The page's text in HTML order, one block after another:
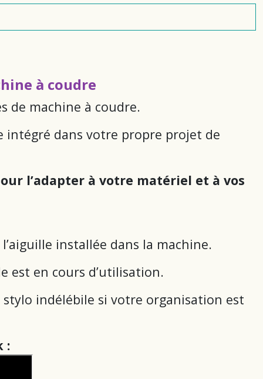
à coudre
de machine à coudre.
intégré dans votre propre projet de
l’adapter à votre matériel et à vos
installée dans la machine.
est en cours d’utilisation.
stylo indélébile si votre organisation est
: